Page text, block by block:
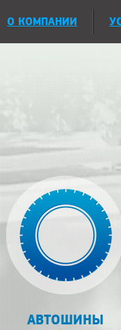
О КОМПАНИИ
АВТОШИНЫ